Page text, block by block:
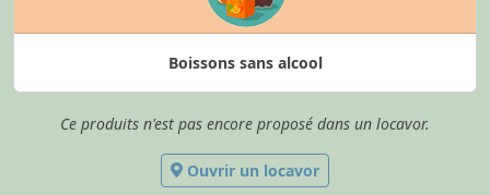
Boissons sans alcool
Ce produits n'est pas encore proposé dans un locavor.
Ouvrir un locavor